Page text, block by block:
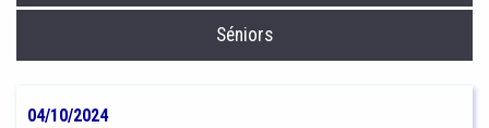
Séniors
04/10/2024